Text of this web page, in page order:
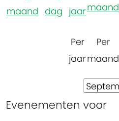
Per
jaar
Per
maand
Evenementen voor